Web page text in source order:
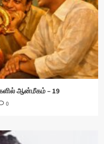
ஆன்மீகம் – 19
0